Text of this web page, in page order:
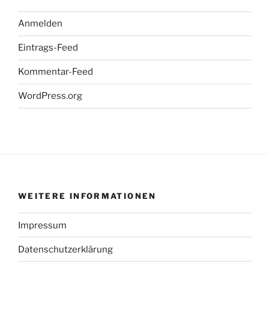
Anmelden
Eintrags-Feed
Kommentar-Feed
WordPress.org
WEITERE INFORMATIONEN
Impressum
Datenschutzerklärung